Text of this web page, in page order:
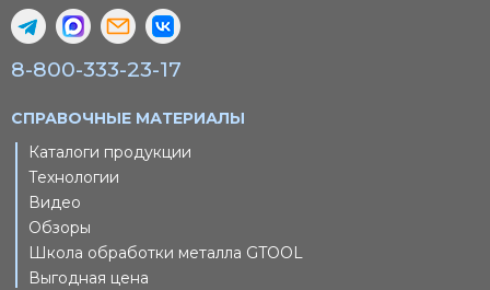
8-800-333-23-17
СПРАВОЧНЫЕ МАТЕРИАЛЫ
Каталоги продукции
Технологии
Видео
Обзоры
Школа обработки металла GTOOL
Выгодная цена